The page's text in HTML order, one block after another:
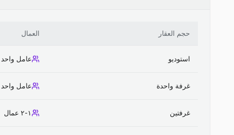
حجم العقار العمال
استوديو عامل واحد
غرفة واحدة عامل واحد
غرفتين ١-٢ عمال